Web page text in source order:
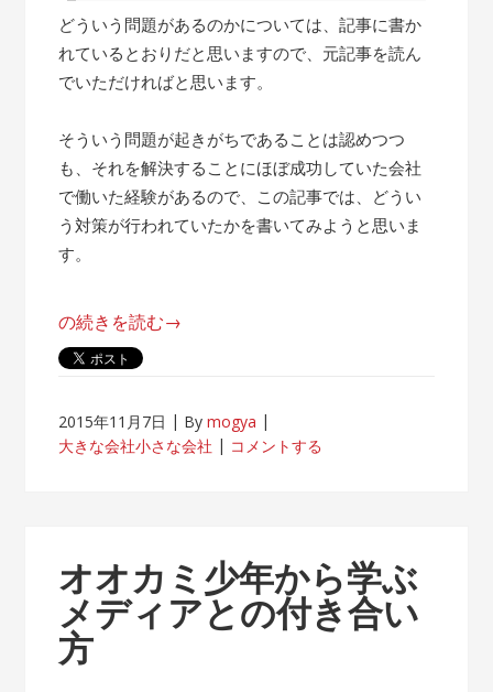
どういう問題があるのかについては、記事に書か
れているとおりだと思いますので、元記事を読ん
でいただければと思います。
そういう問題が起きがちであることは認めつつ
も、それを解決することにほぼ成功していた会社
で働いた経験があるので、この記事では、どうい
う対策が行われていたかを書いてみようと思いま
す。
“帰
属
が
客
先
常
駐
の続きを読む→
2015年11月7日 Bymogya
大きな会社小さな会社
コメントする
オオカミ少年から学ぶ
メディアとの付き合い
方